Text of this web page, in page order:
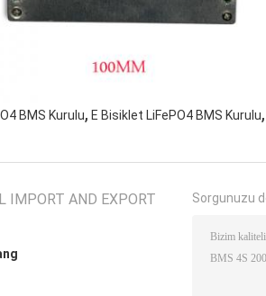
BMS Kurulu, E Bisiklet LiFePO4 BMS Kurulu,
IMPORT AND EXPORT
Sorgunuzu